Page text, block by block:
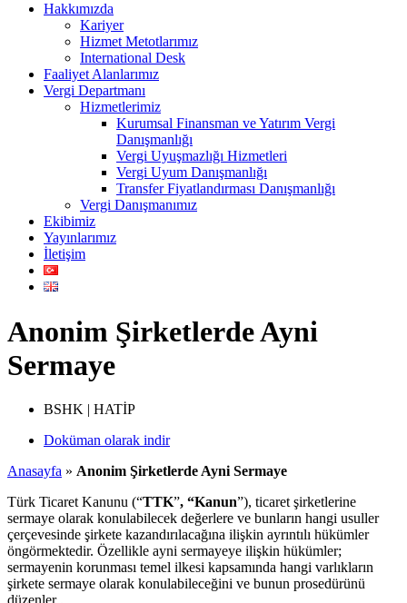
Hakkımızda
Kariyer
Hizmet Metotlarımız
International Desk
Faaliyet Alanlarımız
Vergi Departmanı
Hizmetlerimiz
Kurumsal Finansman ve Yatırım Vergi
Danışmanlığı
Vergi Uyuşmazlığı Hizmetleri
Vergi Uyum Danışmanlığı
Transfer Fiyatlandırması Danışmanlığı
Vergi Danışmanımız
Ekibimiz
Yayınlarımız
İletişim
Anonim Şirketlerde Ayni
Sermaye
BSHK | HATİP
Doküman olarak indir
Anasayfa » Anonim Şirketlerde Ayni Sermaye
Türk Ticaret Kanunu (“TTK”, “Kanun”), ticaret şirketlerine
sermaye olarak konulabilecek değerlere ve bunların hangi usuller
çerçevesinde şirkete kazandırılacağına ilişkin ayrıntılı hükümler
öngörmektedir. Özellikle ayni sermayeye ilişkin hükümler;
sermayenin korunması temel ilkesi kapsamında hangi varlıkların
şirkete sermaye olarak konulabileceğini ve bunun prosedürünü
düzenler .